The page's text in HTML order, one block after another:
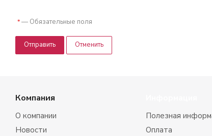
*— Обязательные поля
Отправить Отменить
Компания
О компании
Новости
Полезная
Оплата